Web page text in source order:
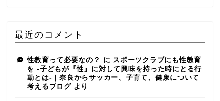
最近のコメント
性教育って必要なの？ に スポーツクラブにも性教育
を -子どもが『性』に対して興味を持った時にとる行
動とは-｜奈良からサッカー、子育て、健康について
考えるブログ より